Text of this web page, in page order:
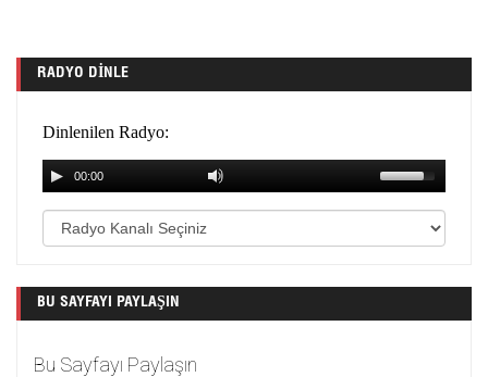
RADYO DINLE
BU SAYFAYI PAYLAŞIN
Bu Sayfayı Paylaşın